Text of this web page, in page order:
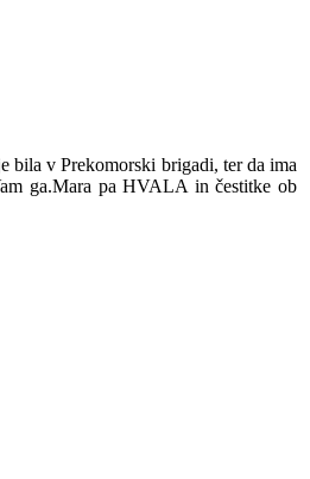
bila v Prekomorski brigadi, ter da ima
ga.Mara pa HVALA in čestitke ob